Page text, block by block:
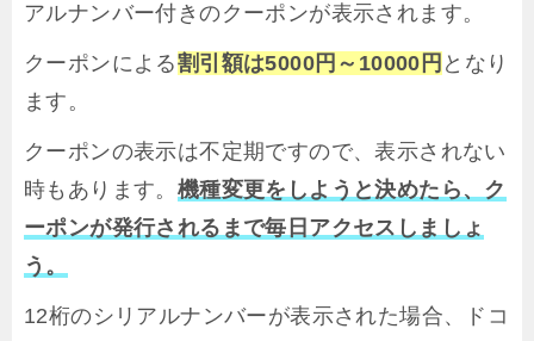
アルナンバー付きのクーポンが表示されます。
クーポンによる割引額は5000円～10000円 となり
ます。
クーポンの表示は不定期ですので、表示されない
時もあります。 機種変更をしようと決めたら、ク
ーポンが発行されるまで毎日アクセスしましょ
う。
12桁のシリアルナンバーが表示された場合、ドコ